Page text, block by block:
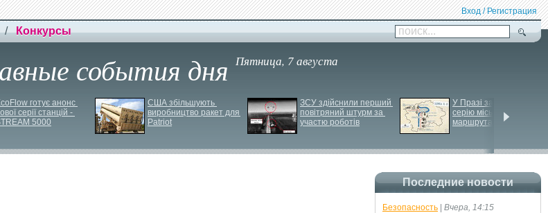
Вход / Регистрация
/ Конкурсы поиск...
события дня Пятница, 7 августа
готує анонс
серії станцій -
5000
США збільшують
виробництво ракет для
Patriot
ЗСУ здійснили перший
повітряний штурм за
участю роботів
У Празі запустили
серію міських квестів
маршрутами трамваїв
Последние новости
Безопасность
Вчера, 14:15